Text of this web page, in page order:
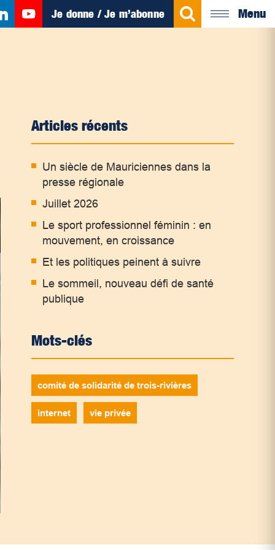
Je donne / Je m’abonne Menu
Articles récents
Un siècle de Mauriciennes dans la
presse régionale
Juillet 2026
Le sport professionnel féminin : en
mouvement, en croissance
Et les politiques peinent à suivre
Le sommeil, nouveau défi de santé
publique
Mots-clés
comité de solidarité de trois-rivières
internet vie privée